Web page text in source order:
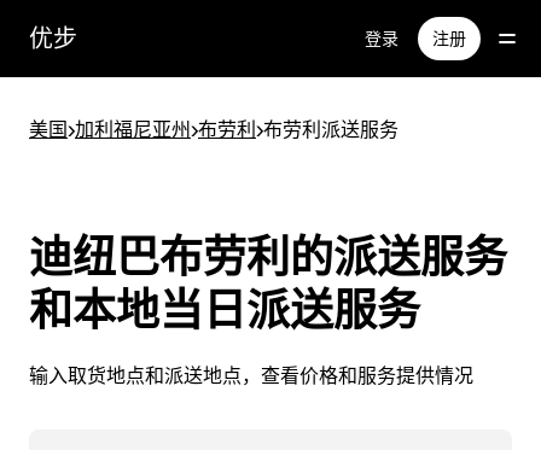
优步 登录 注册
美国>加利福尼亚州>布劳利 >布劳利派送服务
迪纽巴布劳利的派送服务
和本地当日派送服务
输入取货地点和派送地点，查看价格和服务提供情况